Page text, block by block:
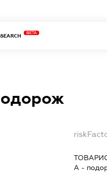
BETA
А -